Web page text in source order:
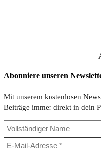
Abonniere unseren
Mit unserem kostenlosen
Beiträge immer direkt in dein